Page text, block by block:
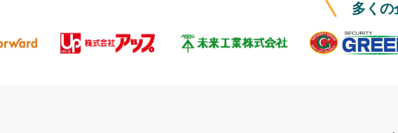
多くの